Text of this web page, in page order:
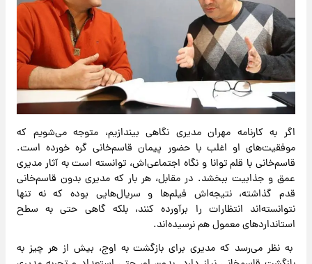
اگر به کارنامه مهران مدیری نگاهی بیندازیم، متوجه می‌شویم که
موفقیت‌های او اغلب با حضور پیمان قاسم‌خانی گره خورده است.
قاسم‌خانی با قلم توانا و نگاه اجتماعی‌اش، توانسته است به آثار مدیری
عمق و جذابیت ببخشد. در مقابل، هر بار که مدیری بدون قاسم‌خانی
قدم گذاشته، نتیجه‌اش فیلم‌ها و سریال‌هایی بوده که نه تنها
نتوانسته‌اند انتظارات را برآورده کنند، بلکه گاهی حتی به سطح
استانداردهای معمول هم نرسیده‌اند.
به نظر می‌رسد که مدیری برای بازگشت به اوج، بیش از هر چیز به